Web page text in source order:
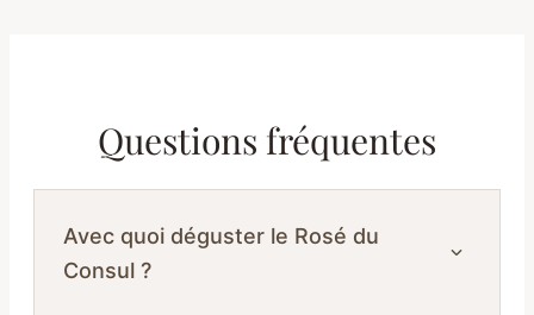
Questions fréquentes
Avec quoi déguster le Rosé du
Consul ?